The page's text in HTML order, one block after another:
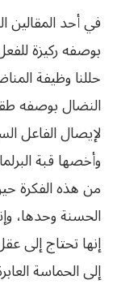
في أحد المقالين
بوصفه ركيزة
حللنا وظيفة
النضال بوصفه
لإيصال الفاعل
وأخصها قبة
من هذه الفكرة
الحسنة وحدها،
إنها تحتاج إلى
إلى الحماسة